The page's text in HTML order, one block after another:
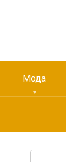
Мода